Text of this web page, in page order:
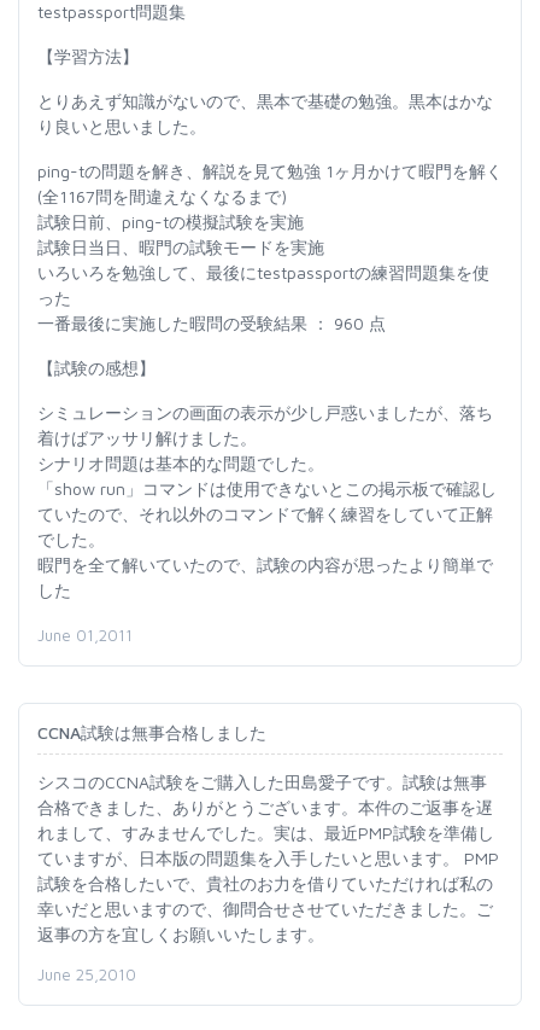
testpassport問題集
【学習方法】
とりあえず知識がないので、黒本で基礎の勉強。黒本はかな
り良いと思いました。
ping-tの問題を解き、解説を見て勉強 1ヶ月かけて暇門を解く
(全1167問を間違えなくなるまで)
試験日前、ping-tの模擬試験を実施
試験日当日、暇門の試験モードを実施
いろいろを勉強して、最後にtestpassportの練習問題集を使
った
一番最後に実施した暇問の受験結果 ： 960 点
【試験の感想】
シミュレーションの画面の表示が少し戸惑いましたが、落ち
着けばアッサリ解けました。
シナリオ問題は基本的な問題でした。
「show run」コマンドは使用できないとこの掲示板で確認し
ていたので、それ以外のコマンドで解く練習をしていて正解
でした。
暇門を全て解いていたので、試験の内容が思ったより簡単で
した
June 01,2011
CCNA試験は無事合格しました
シスコのCCNA試験をご購入した田島愛子です。試験は無事
合格できました、ありがとうございます。本件のご返事を遅
れまして、すみませんでした。実は、最近PMP試験を準備し
ていますが、日本版の問題集を入手したいと思います。 PMP
試験を合格したいで、貴社のお力を借りていただければ私の
幸いだと思いますので、御問合せさせていただきました。ご
返事の方を宜しくお願いいたします。
June 25,2010